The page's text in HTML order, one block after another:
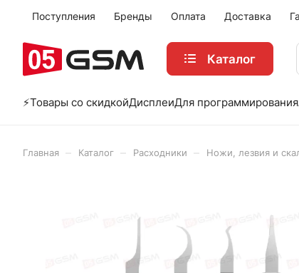
Поступления Бренды Оплата Доставка
Каталог
⚡️Товары со скидкойДисплеиДля программирования
Главная Каталог Расходники Ножи, лезвия и